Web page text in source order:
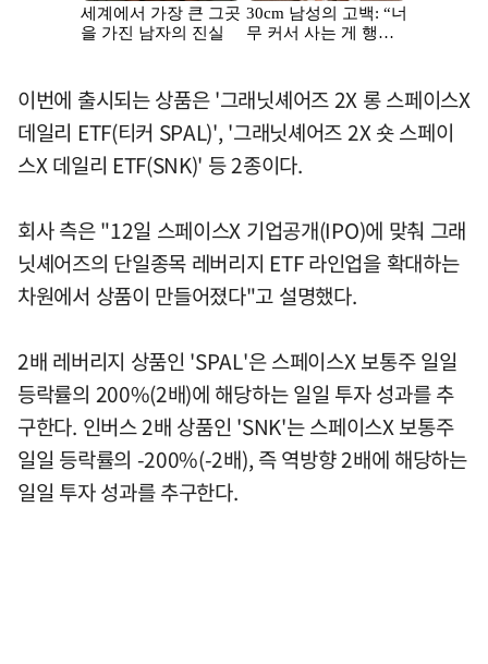
이번에 출시되는 상품은 '그래닛셰어즈 2X 롱 스페이스X
데일리 ETF(티커 SPAL)', '그래닛셰어즈 2X 숏 스페이
스X 데일리 ETF(SNK)' 등 2종이다.
회사 측은 "12일 스페이스X 기업공개(IPO)에 맞춰 그래
닛셰어즈의 단일종목 레버리지 ETF 라인업을 확대하는
차원에서 상품이 만들어졌다"고 설명했다.
2배 레버리지 상품인 'SPAL'은 스페이스X 보통주 일일
등락률의 200%(2배)에 해당하는 일일 투자 성과를 추
구한다. 인버스 2배 상품인 'SNK'는 스페이스X 보통주
일일 등락률의 -200%(-2배), 즉 역방향 2배에 해당하는
일일 투자 성과를 추구한다.